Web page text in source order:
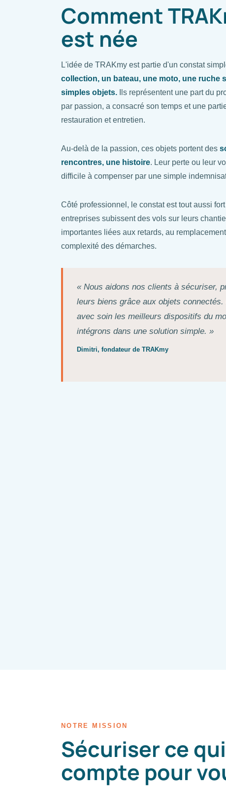
Comment
est née
L'idée de TRAKmy est partie d'un constat
collection, un bateau, une moto, une ruche
simples objets. Ils représentent une part du
par passion, a consacré son temps et une
restauration et entretien.
Au-delà de la passion, ces objets portent des
rencontres, une histoire. Leur perte ou leur
difficile à compenser par une simple
Côté professionnel, le constat est tout aussi
entreprises subissent des vols sur leurs
importantes liées aux retards, au
complexité des démarches.
« Nous aidons nos clients à sécuriser,
leurs biens grâce aux objets
avec soin les meilleurs dispositifs du
intégrons dans une solution simple. »
Dimitri, fondateur de TRAKmy
NOTRE MISSION
Sécuriser ce qui
compte pour